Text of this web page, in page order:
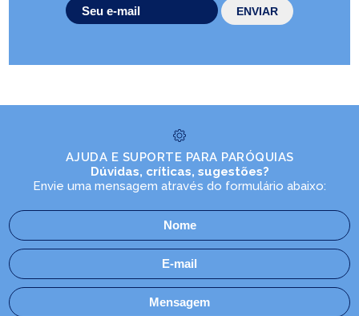
AJUDA E SUPORTE PARA PARÓQUIAS
Dúvidas, críticas, sugestões?
Envie uma mensagem através do formulário abaixo: